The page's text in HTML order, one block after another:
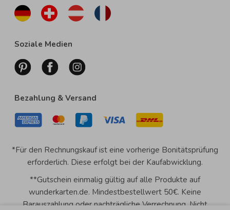
Soziale Medien
Bezahlung & Versand
*Für den Rechnungskauf ist eine vorherige Bonitätsprüfung
erforderlich. Diese erfolgt bei der Kaufabwicklung.
**Gutschein einmalig gültig auf alle Produkte auf
wunderkarten.de. Mindestbestellwert 50€. Keine
Barauszahlung oder nachträgliche Verrechnung. Nicht